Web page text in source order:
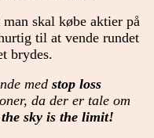
skal købe aktier på
til at vende rundet
brydes.
med stop loss
da der er tale om
sky is the limit!